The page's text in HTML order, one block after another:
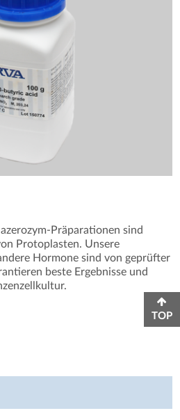
Präparationen sind
Protoplasten. Unsere
Hormone sind von geprüfter
beste Ergebnisse und
TOP